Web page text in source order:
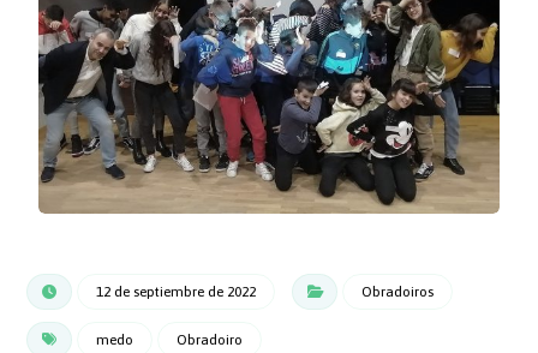
12 de septiembre de 2022 Obradoiros
medo Obradoiro